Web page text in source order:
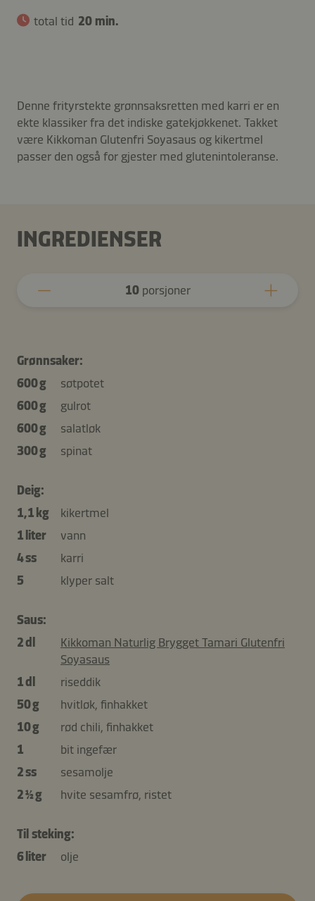
total tid 20 min.
Denne frityrstekte grønnsaksretten med karri er en
ekte klassiker fra det indiske gatekjøkkenet. Takket
være Kikkoman Glutenfri Soyasaus og kikertmel
passer den også for gjester med glutenintoleranse.
INGREDIENSER
10porsjoner
Grønnsaker:
600 g
søtpotet
600 g
gulrot
600 g
salatløk
300 g
spinat
Deig:
1,1 kg
kikertmel
1 liter
vann
4 ss
karri
5
klyper salt
Saus:
2 dl
Kikkoman Naturlig Brygget Tamari Glutenfri
Soyasaus
1 dl
riseddik
50 g
hvitløk, finhakket
10 g
rød chili, finhakket
1
bit ingefær
2 ss
sesamolje
2 ½ g
hvite sesamfrø, ristet
Til steking:
6 liter
olje